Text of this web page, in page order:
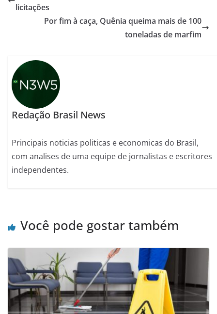
licitações
Por fim à caça, Quênia queima mais de 100
toneladas de marfim
Redação Brasil News
Principais noticias politicas e economicas do Brasil,
com analises de uma equipe de jornalistas e escritores
independentes.
Você pode gostar também